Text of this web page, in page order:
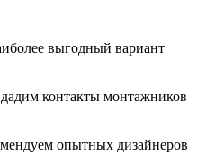
выгодный вариант
контакты монтажников
опытных дизайнеров